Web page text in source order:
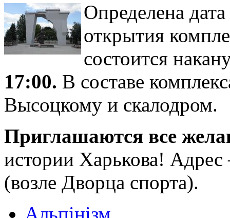
Определена
открытия
состоится
17:00. В составе
Высоцкому и скалодром.
Приглашаются все
истории Харькова!
(возле Дворца спорта).